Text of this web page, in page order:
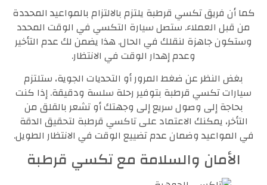
كما أن فريق تكسي قرطبة يلتزم بالالتزام بالمواعيد المحددة
من قبل العملاء. ستصل سيارة التكسي في الوقت المحدد
وستكون جاهزة لنقلك في الحال. هذا يضمن لك عدم التأخير
وعدم إهدار الوقت في الانتظار.
بغض النظر عن ضغط المرور أو التحديات الجوية، ستلتزم
سيارات تكسي قرطبة بتوفير رحلة سلسة ودقيقة. إذا كنت
بحاجة إلى وصول سريع إلى وجهتك أو تشعر بالقلق من
التأخر، يمكنك الاعتماد على تاكسي قرطبة لتحقيق الدقة
في المواعيد وضمان عدم تضييع الوقت في الانتظار الطويل.
الأمان والسلامة مع تكسي قرطبة